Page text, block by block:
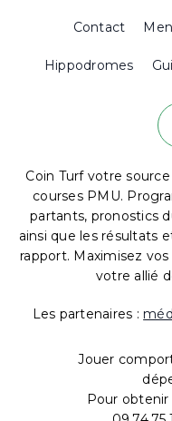
Contact
Hippodromes
Coin Turf votre
courses PMU.
partants, pronostics
ainsi que les résultats
rapport. Maximisez
votre allié
Les partenaires :
Jouer
Pour